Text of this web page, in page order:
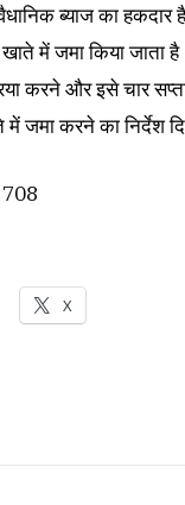
ब्याज का हकदार
में जमा किया जाता
करने और इसे चार
में जमा करने का निर्देश
708
X